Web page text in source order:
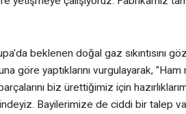
beklenen doğal gaz sıkıntısını
göre yaptıklarını vurgulayarak,
biz ürettiğimiz için
Bayilerimize de ciddi bir talep